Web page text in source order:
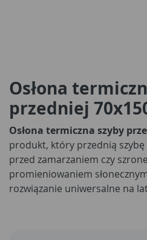
Osłona
przedniej
Osłona termiczna szyby
produkt, który przednią szybę
przed zamarzaniem czy
promieniowaniem
rozwiązanie uniwersalne na